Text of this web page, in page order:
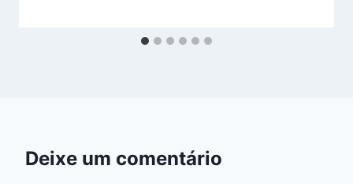
Deixe um comentário